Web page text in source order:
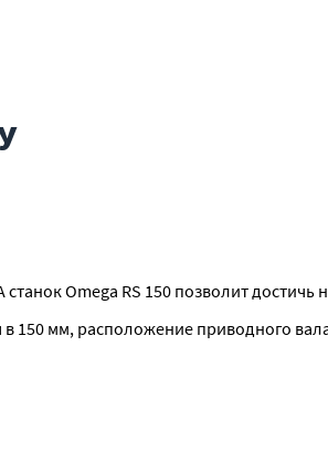
Omega RS 150 позволит достичь
150 мм, расположение приводного